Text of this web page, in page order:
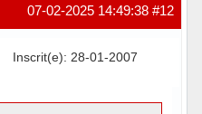
#12
07-02-2025 14:49:38
Inscrit(e): 28-01-2007